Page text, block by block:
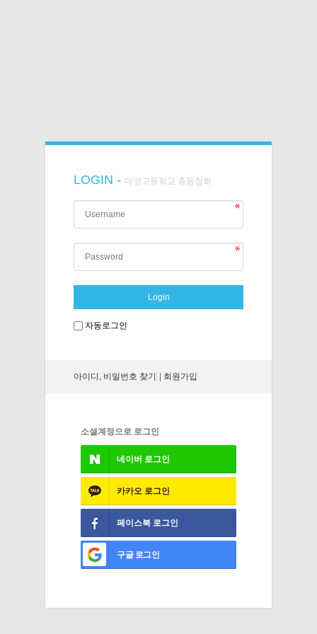
LOGIN - 대양고등학교 총동창회
Login
자동로그인
아이디, 비밀번호 찾기 회원가입
소셜계정으로 로그인
네이버 로그인
카카오 로그인
페이스북 로그인
구글로그인